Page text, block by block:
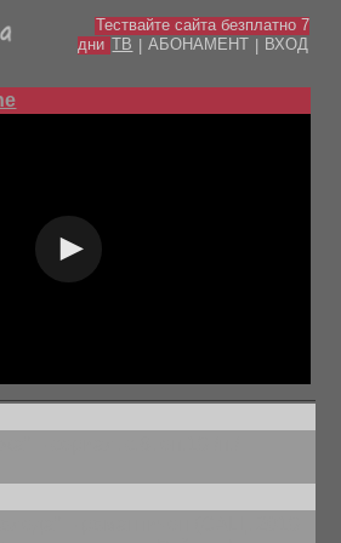
Тествайте сайта безплатно 7
дни ТВ АБОНАМЕНТ ВХОД